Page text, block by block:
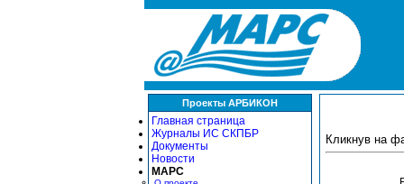
Проекты АРБИКОН
Главная страница
Журналы ИС СКПБР
Документы
Новости
МАРС
Кликнув на